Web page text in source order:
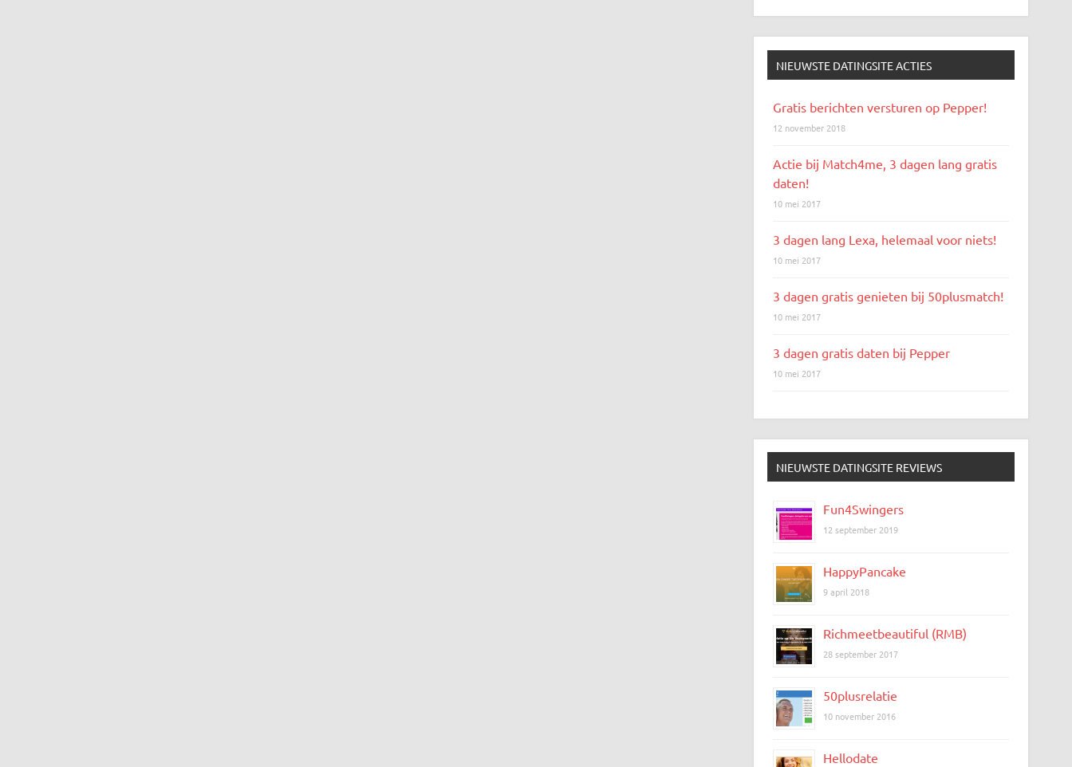
NIEUWSTE DATINGSITE ACTIES
Gratis berichten versturen op Pepper!
12 november 2018
Actie bij Match4me, 3 dagen lang gratis
daten!
10 mei 2017
3 dagen lang Lexa, helemaal voor niets!
10 mei 2017
3 dagen gratis genieten bij 50plusmatch!
10 mei 2017
3 dagen gratis daten bij Pepper
10 mei 2017
NIEUWSTE DATINGSITE REVIEWS
Fun4Swingers
12 september 2019
HappyPancake
9 april 2018
Richmeetbeautiful (RMB)
28 september 2017
50plusrelatie
10 november 2016
Hellodate